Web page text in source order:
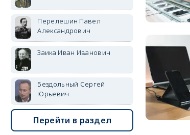
Перелешин Павел
Александрович
Заика Иван Иванович
Бездольный Сергей
Юрьевич
Перейти в раздел